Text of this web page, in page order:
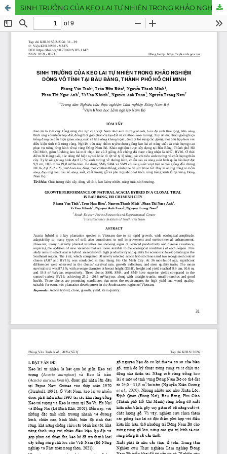
SINH TRƯỞNG CỦA KEO LAI TỰ NHIÊN TRONG KHẢO NGHIỆM DÒNG VÔ TÍNH TẠI BÀU BÀNG, THÀNH PHỐ HỒ CHÍ MINH